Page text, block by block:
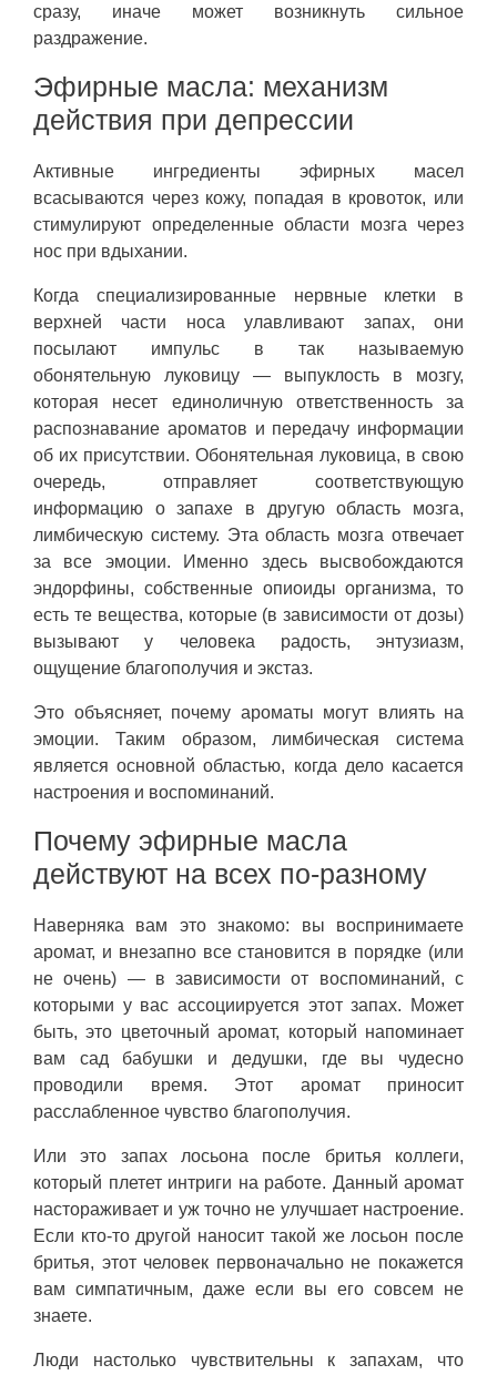
сразу, иначе может возникнуть сильное
раздражение.
Эфирные масла: механизм
действия при депрессии
Активные ингредиенты эфирных масел
всасываются через кожу, попадая в кровоток, или
стимулируют определенные области мозга через
нос при вдыхании.
Когда специализированные нервные клетки в
верхней части носа улавливают запах, они
посылают импульс в так называемую
обонятельную луковицу — выпуклость в мозгу,
которая несет единоличную ответственность за
распознавание ароматов и передачу информации
об их присутствии. Обонятельная луковица, в свою
очередь, отправляет соответствующую
информацию о запахе в другую область мозга,
лимбическую систему. Эта область мозга отвечает
за все эмоции. Именно здесь высвобождаются
эндорфины, собственные опиоиды организма, то
есть те вещества, которые (в зависимости от дозы)
вызывают у человека радость, энтузиазм,
ощущение благополучия и экстаз.
Это объясняет, почему ароматы могут влиять на
эмоции. Таким образом, лимбическая система
является основной областью, когда дело касается
настроения и воспоминаний.
Почему эфирные масла
действуют на всех по-разному
Наверняка вам это знакомо: вы воспринимаете
аромат, и внезапно все становится в порядке (или
не очень) — в зависимости от воспоминаний, с
которыми у вас ассоциируется этот запах. Может
быть, это цветочный аромат, который напоминает
вам сад бабушки и дедушки, где вы чудесно
проводили время. Этот аромат приносит
расслабленное чувство благополучия.
Или это запах лосьона после бритья коллеги,
который плетет интриги на работе. Данный аромат
настораживает и уж точно не улучшает настроение.
Если кто-то другой наносит такой же лосьон после
бритья, этот человек первоначально не покажется
вам симпатичным, даже если вы его совсем не
знаете.
Люди настолько чувствительны к запахам, что